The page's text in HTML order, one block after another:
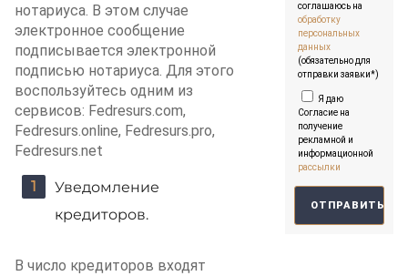
нотариуса. В этом случае
электронное сообщение
подписывается электронной
подписью нотариуса. Для этого
воспользуйтесь одним из
сервисов: Fedresurs.com,
Fedresurs.online, Fedresurs.pro,
Fedresurs.net
Уведомление
кредиторов.
В число кредиторов входят
соглашаюсь на
обработку
персональных
данных
(обязательно для
отправки заявки*)
Я даю
Согласие на
получение
рекламной и
информационной
рассылки